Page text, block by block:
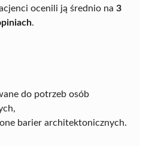
ocenili ją średnio na 3
.
do potrzeb osób
barier architektonicznych.